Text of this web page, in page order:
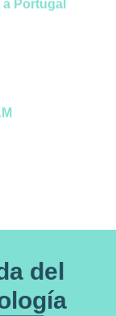
a Portugal
del